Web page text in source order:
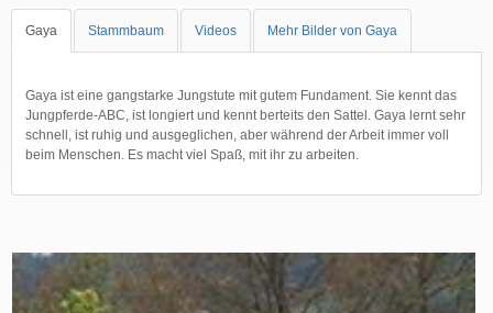
Gaya Stammbaum Videos Mehr Bilder von Gaya
Gaya ist eine gangstarke Jungstute mit gutem Fundament. Sie kennt das
Jungpferde-ABC, ist longiert und kennt berteits den Sattel. Gaya lernt sehr
schnell, ist ruhig und ausgeglichen, aber während der Arbeit immer voll
beim Menschen. Es macht viel Spaß, mit ihr zu arbeiten.